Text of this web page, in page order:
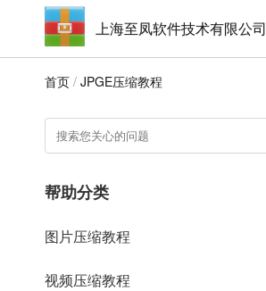
上海至凤软件技术有限公司
首页 / JPGE压缩教程
帮助分类
图片压缩教程
视频压缩教程